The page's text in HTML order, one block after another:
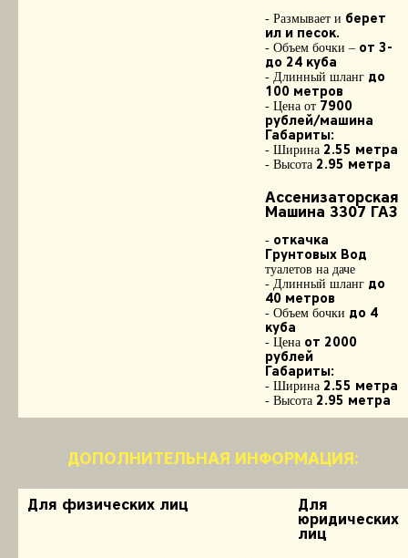
- Размывает и берет
ил и песок.
- Объем бочки – от 3-
до 24 куба
- Длинный шланг до
100 метров
- Цена от 7900
рублей/машина
Габариты:
- Ширина 2.55 метра
- Высота 2.95 метра
Ассенизаторская
Машина 3307 ГАЗ
- откачка
Грунтовых Вод
туалетов на даче
- Длинный шланг до
40 метров
- Объем бочки до 4
куба
- Цена от 2000
рублей
Габариты:
- Ширина 2.55 метра
- Высота 2.95 метра
ДОПОЛНИТЕЛЬНАЯ ИНФОРМАЦИЯ:
Для физических лиц
Для
юридических
лиц